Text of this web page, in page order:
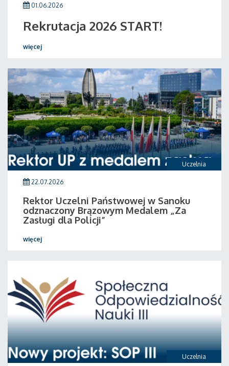
01.06.2026
Rekrutacja 2026 START!
więcej
Uczelnia
22.07.2026
Rektor Uczelni Państwowej w Sanoku
odznaczony Brązowym Medalem „Za
Zasługi dla Policji”
więcej
Uczelnia